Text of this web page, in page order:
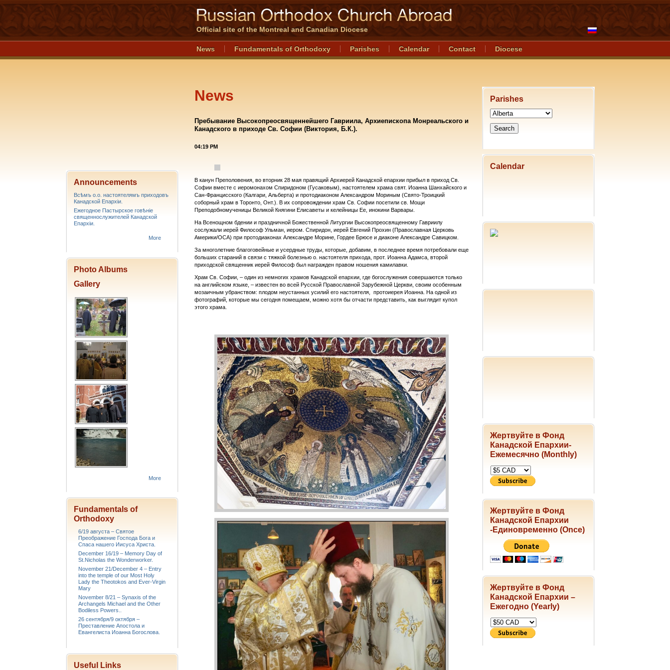
Official site of the Montreal and Canadian Diocese
News Fundamentals of Orthodoxy Parishes Calendar Contact Diocese
Parishes
Calendar
Жертвуйте в Фонд
Канадской Епархии-
Ежемесячно (Monthly)
Жертвуйте в Фонд
Канадской Епархии
-Единовременно (Once)
Жертвуйте в Фонд
Канадской Епархии –
Ежегодно (Yearly)
News
Пребывание Высокопреосвященнейшего Гавриила, Архиепископа Монреальского и
Канадского в приходе Св. Софии (Виктория, Б.К.).
04:19 PM
В канун Преполовения, во вторник 28 мая правящий Архиерей Канадской епархии прибыл в приход Св.
Софии вместе с иеромонахом Спиридоном (Гусаковым), настоятелем храма свят. Иоанна Шанхайского и
Сан-Францисского (Калгари, Альберта) и протодиаконом Александром Мориным (Свято-Троицкий
соборный храм в Торонто, Онт.). В их сопровождении храм Св. Софии посетили св. Мощи
Преподобномученицы Великой Княгини Елисаветы и келейницы Ее, инокини Варвары.
На Всенощном бдении и праздничной Божественной Литургии Высокопреосвященному Гавриилу
сослужали иерей Философ Ульман, иером. Спиридон, иерей Евгений Прохин (Православная Церковь
Америки/OCA) при протодиаконах Александре Морине, Гордее Брюсе и диаконе Александре Савицком.
За многолетние благоговейные и усердные труды, которые, добавим, в последнее время потребовали еще
больших стараний в связи с тяжкой болезнью о. настоятеля прихода, прот. Иоанна Адамса, второй
приходской священник иерей Философ был награжден правом ношения камилавки.
Храм Св. Софии, – один из немногих храмов Канадской епархии, где богослужения совершаются только
на английском языке, – известен во всей Русской Православной Зарубежной Церкви, своим особенным
мозаичным убранством: плодом неустанных усилий его настоятеля, протоиерея Иоанна. На одной из
фотографий, которые мы сегодня помещаем, можно хотя бы отчасти представить, как выглядит купол
этого храма.
Announcements
Всѣмъ о.о. настоятелямъ приходовъ
Канадской Епархiи.
Ежегодное Пастырское говѣніе
священнослужителей Канадской
Епархіи.
More
Photo Albums
Gallery
More
Fundamentals of
Orthodoxy
6/19 августа – Святое
Преображение Господа Бога и
Спаса нашего Иисуса Христа.
December 16/19 – Memory Day of
St.Nicholas the Wonderworker.
November 21/December 4 – Entry
into the temple of our Most Holy
Lady the Theotokos and Ever-Virgin
Mary
November 8/21 – Synaxis of the
Archangels Michael and the Other
Bodiless Powers..
26 сентября/9 октября –
Преставление Апостола и
Евангелиста Иоанна Богослова.
Useful Links